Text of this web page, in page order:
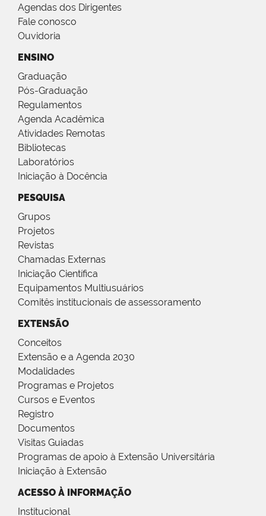
Agendas dos Dirigentes
Fale conosco
Ouvidoria
ENSINO
Graduação
Pós-Graduação
Regulamentos
Agenda Acadêmica
Atividades Remotas
Bibliotecas
Laboratórios
Iniciação à Docência
PESQUISA
Grupos
Projetos
Revistas
Chamadas Externas
Iniciação Científica
Equipamentos Multiusuários
Comitês institucionais de assessoramento
EXTENSÃO
Conceitos
Extensão e a Agenda 2030
Modalidades
Programas e Projetos
Cursos e Eventos
Registro
Documentos
Visitas Guiadas
Programas de apoio à Extensão Universitária
Iniciação à Extensão
ACESSO À INFORMAÇÃO
Institucional